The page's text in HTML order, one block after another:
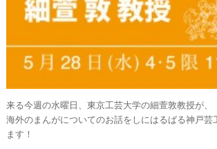
来る今週の水曜日、東京工芸大学の細萱敦教授が、
海外のまんがについてのお話をしにはるばる神戸芸
ます！